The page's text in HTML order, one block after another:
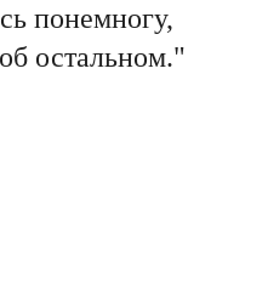
понемногу,
остальном."